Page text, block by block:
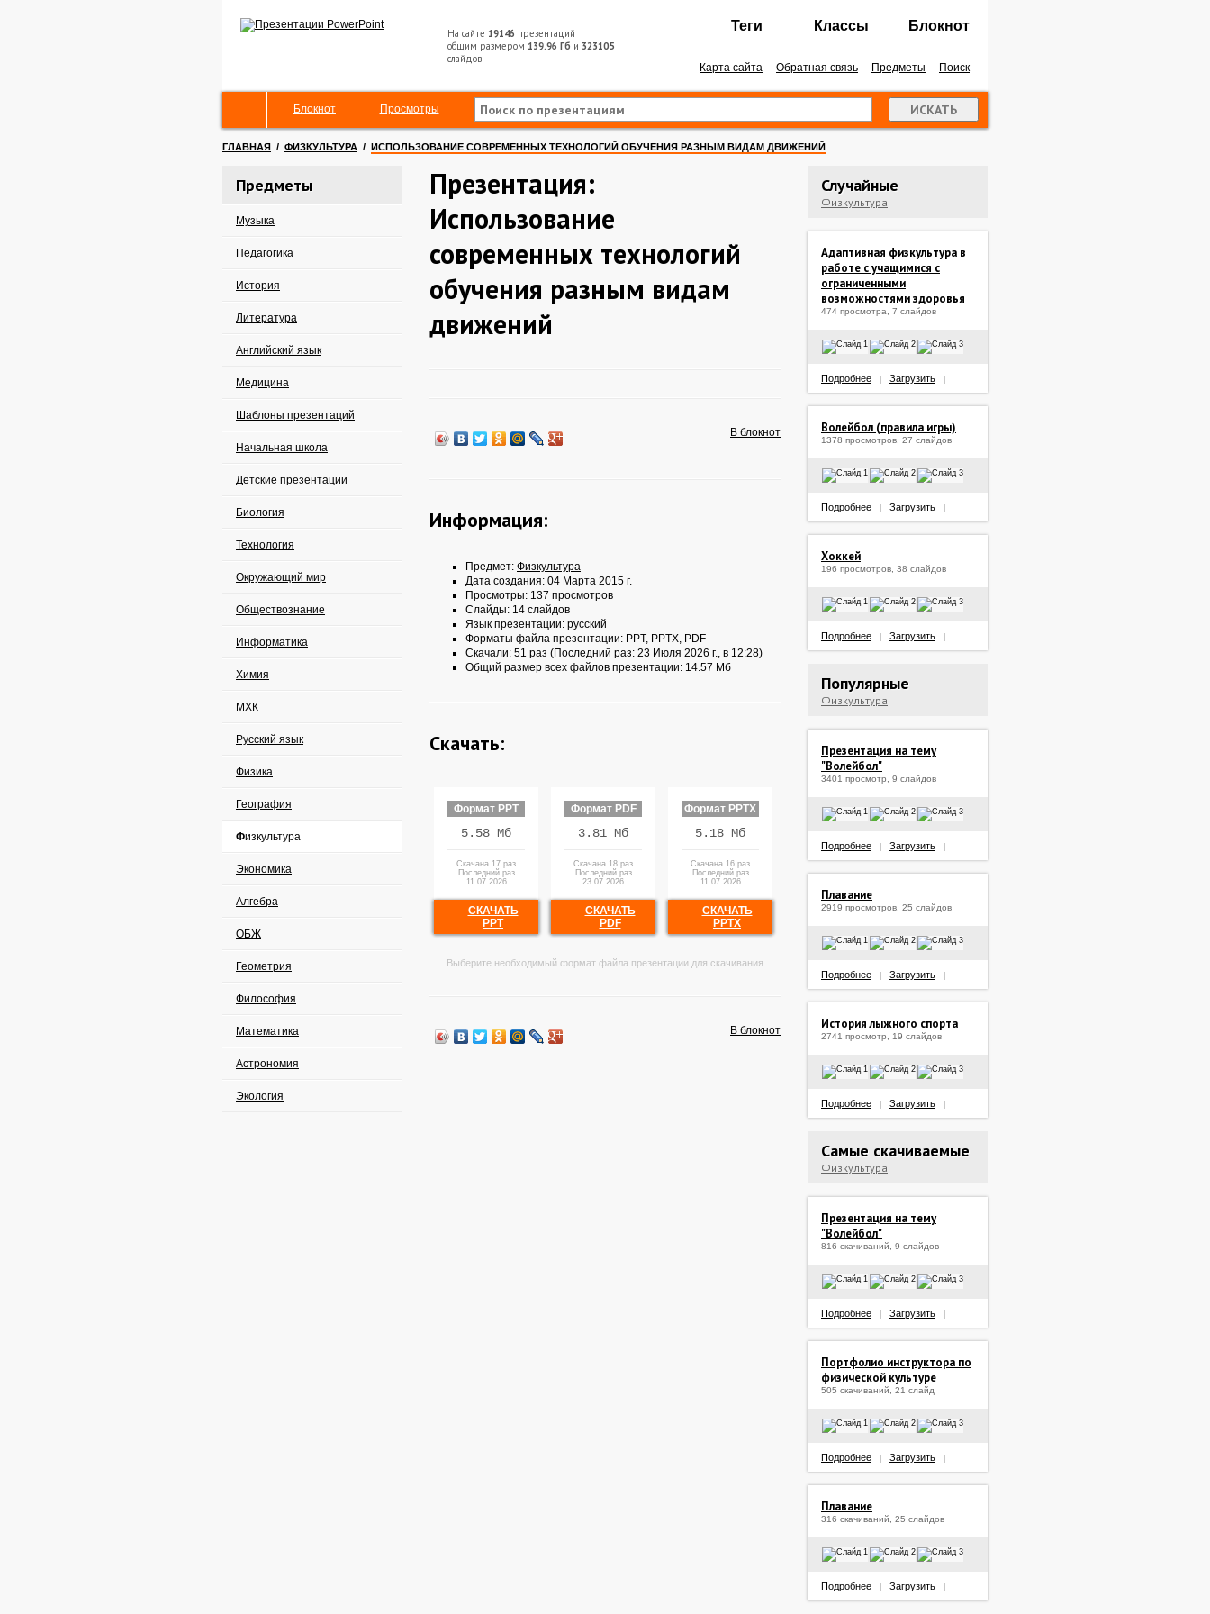
На сайте 19146 презентаций
общим размером 139.96 Гб и 323105
слайдов
Теги Классы Блокнот
Карта сайта Обратная связь Предметы Поиск
Блокнот Просмотры
ГЛАВНАЯ / ФИЗКУЛЬТУРА / ИСПОЛЬЗОВАНИЕ СОВРЕМЕННЫХ ТЕХНОЛОГИЙ ОБУЧЕНИЯ РАЗНЫМ ВИДАМ ДВИЖЕНИЙ
Предметы
Музыка
Педагогика
История
Литература
Английский язык
Медицина
Шаблоны презентаций
Начальная школа
Детские презентации
Биология
Технология
Окружающий мир
Обществознание
Информатика
Химия
МХК
Русский язык
Физика
География
Физкультура
Экономика
Алгебра
ОБЖ
Геометрия
Философия
Математика
Астрономия
Экология
Презентация:
Использование
современных технологий
обучения разным видам
движений
В блокнот
Информация:
Предмет: Физкультура
Дата создания: 04 Марта 2015 г.
Просмотры: 137 просмотров
Слайды: 14 слайдов
Язык презентации: русский
Форматы файла презентации: PPT, PPTX, PDF
Скачали: 51 раз (Последний раз: 23 Июля 2026 г., в 12:28)
Общий размер всех файлов презентации: 14.57 Мб
Скачать:
Формат PPT
5.58 Мб
Скачана 17 раз
Последний раз
11.07.2026
СКАЧАТЬ
PPT
Формат PDF
3.81 Мб
Скачана 18 раз
Последний раз
23.07.2026
СКАЧАТЬ
PDF
Формат PPTX
5.18 Мб
Скачана 16 раз
Последний раз
11.07.2026
СКАЧАТЬ
PPTX
Выберите необходимый формат файла презентации для скачивания
В блокнот
Случайные
Физкультура
Адаптивная физкультура в
работе с учащимися с
ограниченными
возможностями здоровья
474 просмотра, 7 слайдов
Подробнее Загрузить
Волейбол (правила игры)
1378 просмотров, 27 слайдов
Подробнее Загрузить
Хоккей
196 просмотров, 38 слайдов
Подробнее Загрузить
Популярные
Физкультура
Презентация на тему
"Волейбол"
3401 просмотр, 9 слайдов
Подробнее Загрузить
Плавание
2919 просмотров, 25 слайдов
Подробнее Загрузить
История лыжного спорта
2741 просмотр, 19 слайдов
Подробнее Загрузить
Самые скачиваемые
Физкультура
Презентация на тему
"Волейбол"
816 скачиваний, 9 слайдов
Подробнее Загрузить
Портфолио инструктора по
физической культуре
505 скачиваний, 21 слайд
Подробнее Загрузить
Плавание
316 скачиваний, 25 слайдов
Подробнее Загрузить